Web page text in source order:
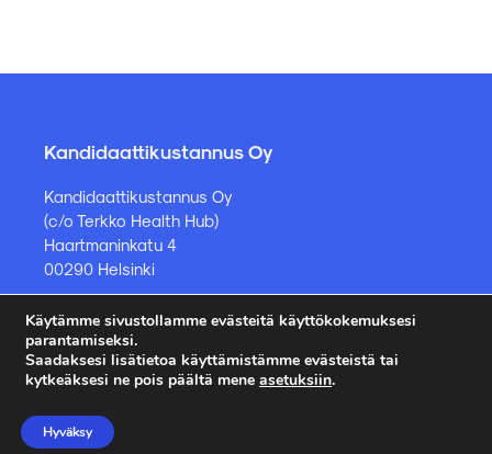
Kandidaattikustannus Oy
Kandidaattikustannus Oy
(c/o Terkko Health Hub)
Haartmaninkatu 4
00290 Helsinki
Kirjakauppa ja muut asiat
kauppa@kandidaattikustannus.fi
Käytämme sivustollamme evästeitä käyttökokemuksesi
parantamiseksi.
Saadaksesi lisätietoa käyttämistämme evästeistä tai
kytkeäksesi ne pois päältä mene asetuksiin.
Hyväksy